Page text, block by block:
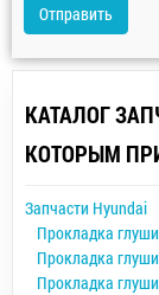
Отправить
КАТАЛОГ
КОТОРЫМ
Запчасти Hyundai
Прокладка
Прокладка
Прокладка